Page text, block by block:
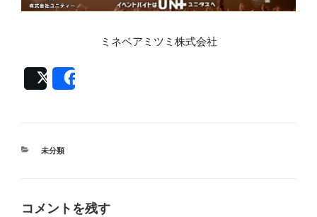
ミネベアミツミ株式会社
Post
カ
未分類
コメントを残す